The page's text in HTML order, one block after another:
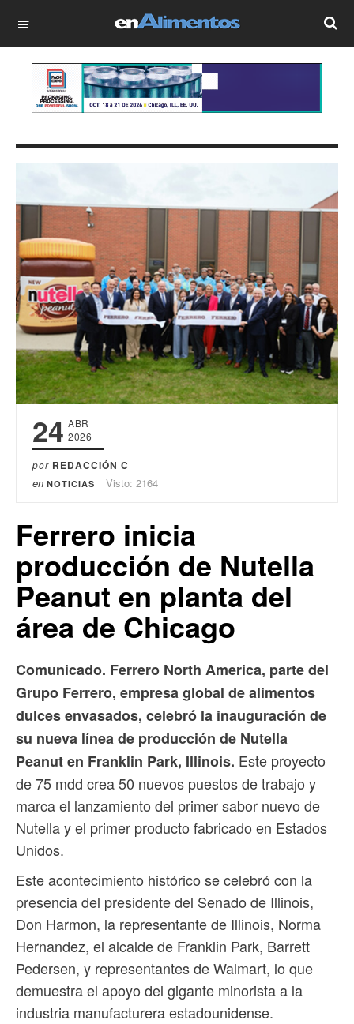
OFF CANVAS
24 ABR
2026
por REDACCIÓN C
en NOTICIAS Visto: 2164
Ferrero inicia
producción de Nutella
Peanut en planta del
área de Chicago
Comunicado. Ferrero North America, parte del
Grupo Ferrero, empresa global de alimentos
dulces envasados, celebró la inauguración de
su nueva línea de producción de Nutella
Peanut en Franklin Park, Illinois. Este proyecto
de 75 mdd crea 50 nuevos puestos de trabajo y
marca el lanzamiento del primer sabor nuevo de
Nutella y el primer producto fabricado en Estados
Unidos.
Este acontecimiento histórico se celebró con la
presencia del presidente del Senado de Illinois,
Don Harmon, la representante de Illinois, Norma
Hernandez, el alcalde de Franklin Park, Barrett
Pedersen, y representantes de Walmart, lo que
demuestra el apoyo del gigante minorista a la
industria manufacturera estadounidense.